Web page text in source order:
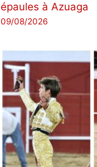
épaules à Azuaga
09/08/2026